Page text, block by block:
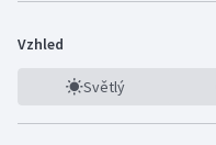
Vzhled
Světlý